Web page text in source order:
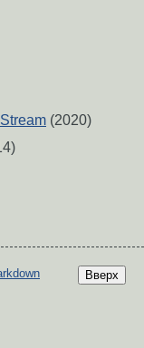
(2020)
Вверх